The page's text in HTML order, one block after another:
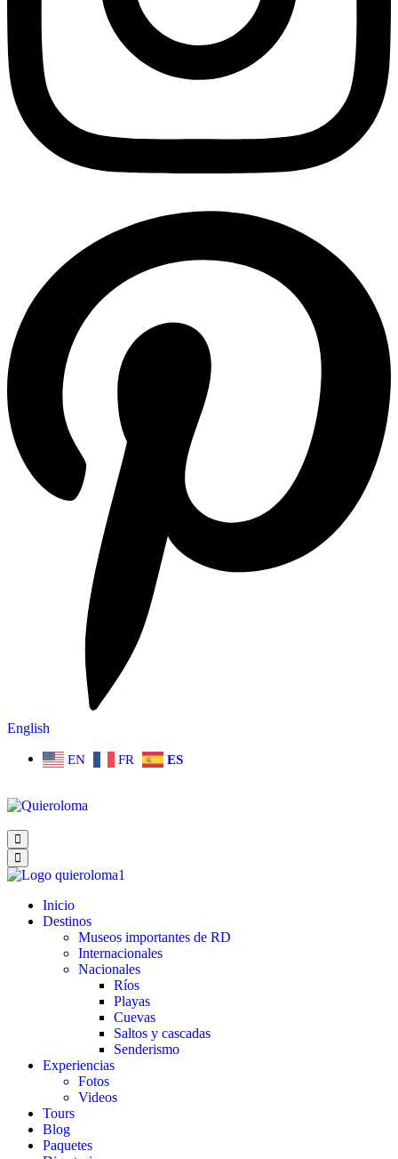
English
EN FR ES
Inicio
Destinos
Museos importantes de RD
Internacionales
Nacionales
Ríos
Playas
Cuevas
Saltos y cascadas
Senderismo
Experiencias
Fotos
Videos
Tours
Blog
Paquetes